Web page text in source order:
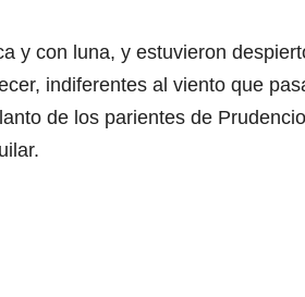
y con luna, y estuvieron
indiferentes al viento que
de los parientes de Prudencio